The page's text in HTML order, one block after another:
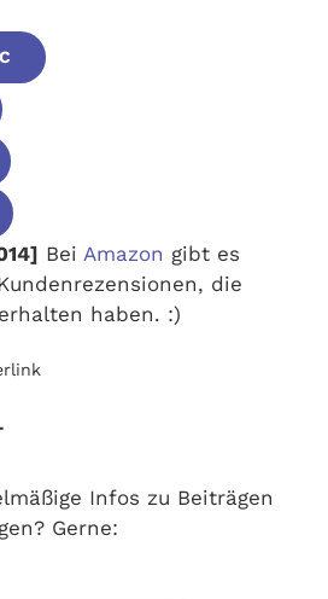
Bei Amazon gibt es
die
erhalten haben. :)
Infos zu Beiträgen
Gerne: